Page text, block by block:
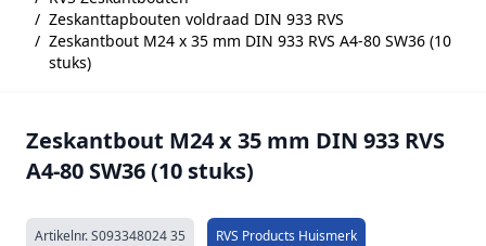
/ Zeskanttapbouten voldraad DIN 933 RVS
/ Zeskantbout M24 x 35 mm DIN 933 RVS A4-80 SW36 (10
stuks)
Zeskantbout M24 x 35 mm DIN 933 RVS
A4-80 SW36 (10 stuks)
Artikelnr.S093348024 35 RVS Products Huismerk